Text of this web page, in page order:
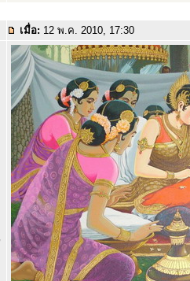
เมื่อ: 12 พ.ค. 2010, 17:30